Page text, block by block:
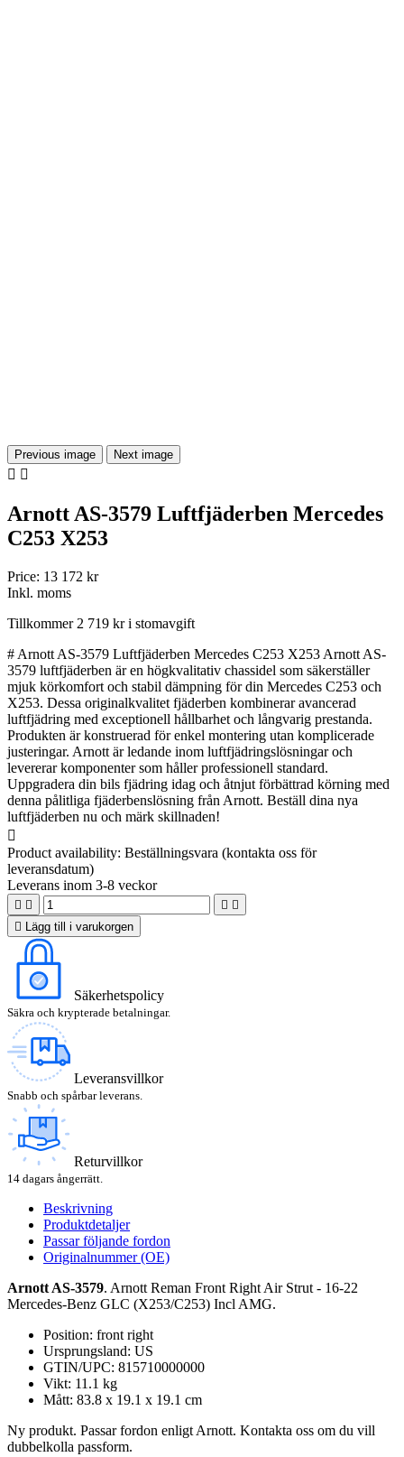
Previous image Next image
 
Arnott AS-3579 Luftfjäderben Mercedes
C253 X253
Price: 13 172 kr
Inkl. moms
Tillkommer 2 719 kr i stomavgift
# Arnott AS-3579 Luftfjäderben Mercedes C253 X253 Arnott AS-
3579 luftfjäderben är en högkvalitativ chassidel som säkerställer
mjuk körkomfort och stabil dämpning för din Mercedes C253 och
X253. Dessa originalkvalitet fjäderben kombinerar avancerad
luftfjädring med exceptionell hållbarhet och långvarig prestanda.
Produkten är konstruerad för enkel montering utan komplicerade
justeringar. Arnott är ledande inom luftfjädringslösningar och
levererar komponenter som håller professionell standard.
Uppgradera din bils fjädring idag och åtnjut förbättrad körning med
denna pålitliga fjäderbenslösning från Arnott. Beställ dina nya
luftfjäderben nu och märk skillnaden!

Product availability: Beställningsvara (kontakta oss för
leveransdatum)
Leverans inom 3-8 veckor
   

Lägg till i varukorgen
Säkerhetspolicy
Säkra och krypterade betalningar.
Leveransvillkor
Snabb och spårbar leverans.
Returvillkor
14 dagars ångerrätt.
Beskrivning
Produktdetaljer
Passar följande fordon
Originalnummer (OE)
Arnott AS-3579. Arnott Reman Front Right Air Strut - 16-22
Mercedes-Benz GLC (X253/C253) Incl AMG.
Position: front right
Ursprungsland: US
GTIN/UPC: 815710000000
Vikt: 11.1 kg
Mått: 83.8 x 19.1 x 19.1 cm
Ny produkt. Passar fordon enligt Arnott. Kontakta oss om du vill
dubbelkolla passform.